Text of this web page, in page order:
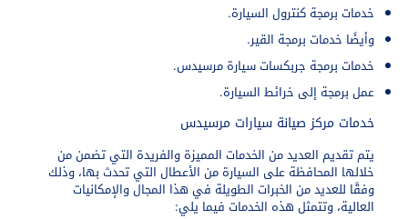
خدمات برمجة كنترول السيارة.
وأيضًا خدمات برمجة القير.
خدمات برمجة جربكسات سيارة مرسيدس.
عمل برمجة إلى خرائط السيارة.
خدمات مركز صيانة سيارات مرسيدس
يتم تقديم العديد من الخدمات المميزة والفريدة التي تضمن من
خلالها المحافظة على السيارة من الأعطال التي تحدث بها، وذلك
وفقًا للعديد من الخبرات الطويلة في هذا المجال والإمكانيات
العالية، وتتمثل هذه الخدمات فيما يلي: